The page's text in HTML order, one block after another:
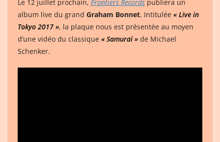
Le 12 juillet prochain, Frontiers Records publiera un
album live du grand Graham Bonnet. Intitulée « Live in
Tokyo 2017 », la plaque nous est présentée au moyen
d’une vidéo du classique « Samuraï » de Michael
Schenker.